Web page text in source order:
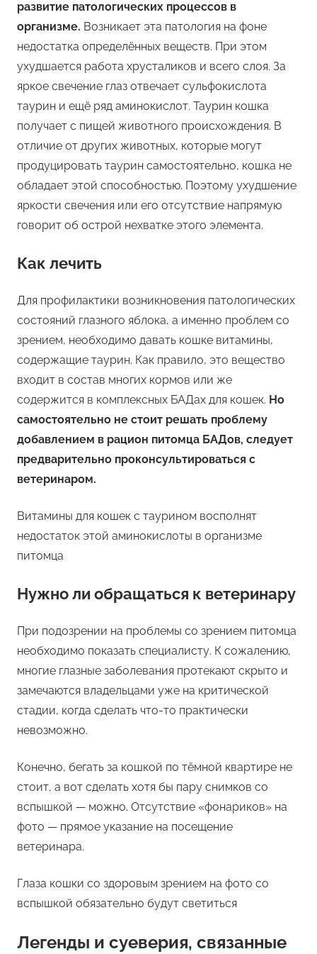
развитие патологических процессов в
организме. Возникает эта патология на фоне
недостатка определённых веществ. При этом
ухудшается работа хрусталиков и всего слоя. За
яркое свечение глаз отвечает сульфокислота
таурин и ещё ряд аминокислот. Таурин кошка
получает с пищей животного происхождения. В
отличие от других животных, которые могут
продуцировать таурин самостоятельно, кошка не
обладает этой способностью. Поэтому ухудшение
яркости свечения или его отсутствие напрямую
говорит об острой нехватке этого элемента.
Как лечить
Для профилактики возникновения патологических
состояний глазного яблока, а именно проблем со
зрением, необходимо давать кошке витамины,
содержащие таурин. Как правило, это вещество
входит в состав многих кормов или же
содержится в комплексных БАДах для кошек. Но
самостоятельно не стоит решать проблему
добавлением в рацион питомца БАДов, следует
предварительно проконсультироваться с
ветеринаром.
Витамины для кошек с таурином восполнят
недостаток этой аминокислоты в организме
питомца
Нужно ли обращаться к ветеринару
При подозрении на проблемы со зрением питомца
необходимо показать специалисту. К сожалению,
многие глазные заболевания протекают скрыто и
замечаются владельцами уже на критической
стадии, когда сделать что-то практически
невозможно.
Конечно, бегать за кошкой по тёмной квартире не
стоит, а вот сделать хотя бы пару снимков со
вспышкой — можно. Отсутствие «фонариков» на
фото — прямое указание на посещение
ветеринара.
Глаза кошки со здоровым зрением на фото со
вспышкой обязательно будут светиться
Легенды и суеверия, связанные